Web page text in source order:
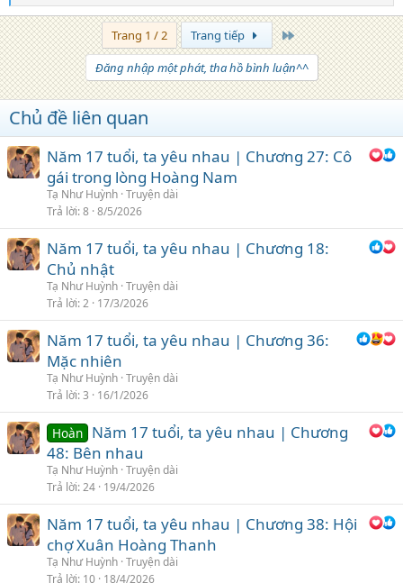
e
a
c
t
i
o
n
s
:
Trang 1 / 2 Trang tiếp Trang cuối
Đăng nhập một phát, tha hồ bình luận^^
Chủ đề liên quan
Năm 17 tuổi, ta yêu nhau | Chương 27: Cô
gái trong lòng Hoàng Nam
Tạ Như Huỳnh Truyện dài
Trả lời 8 8/5/2026
Năm 17 tuổi, ta yêu nhau | Chương 18:
Chủ nhật
Tạ Như Huỳnh Truyện dài
Trả lời 2 17/3/2026
Năm 17 tuổi, ta yêu nhau | Chương 36:
Mặc nhiên
Tạ Như Huỳnh Truyện dài
Trả lời 3 16/1/2026
Hoàn Năm 17 tuổi, ta yêu nhau | Chương
48: Bên nhau
Tạ Như Huỳnh Truyện dài
Trả lời 24 19/4/2026
Năm 17 tuổi, ta yêu nhau | Chương 38: Hội
chợ Xuân Hoàng Thanh
Tạ Như Huỳnh Truyện dài
Trả lời 10 18/4/2026